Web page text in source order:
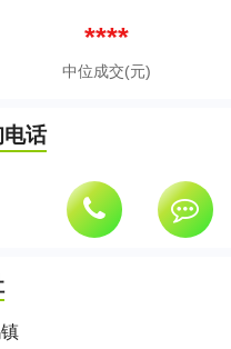
****
中位成交(元)
电话